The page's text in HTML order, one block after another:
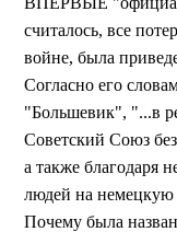
считалось, все
войне, была
Согласно его
"Большевик", "...в
Советский Союз
а также благодаря
людей на немецкую
Почему была